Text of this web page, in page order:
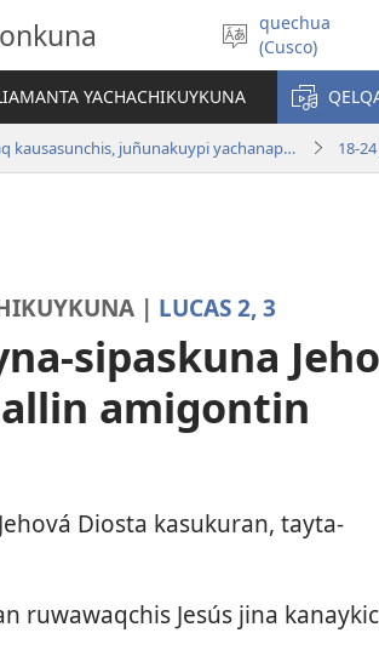
Simita
akllay
quechua
(Cusco)
YACHACHIKUYKUNA
Diospaq kausasunchis, juñunakuypi yachanapaq | Junio 2018 18-
| LUCAS 2,3
sipaskuna
amigontin
Diosta kasukuran, tayta-
ruwawaqchis Jesús jina